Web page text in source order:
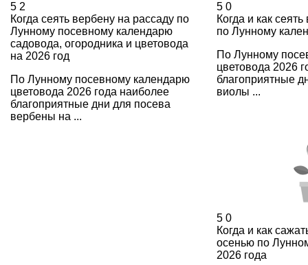
5 2
Когда сеять вербену на рассаду по
Лунному посевному календарю
садовода, огородника и цветовода
на 2026 год
По Лунному посевному календарю
цветовода 2026 года наиболее
благоприятные дни для посева
вербены на ...
5 0
Когда и как
по Лунному
По Лунному
цветовода 2026
благоприятные
виолы ...
5 0
Когда и как
осенью по
2026 года